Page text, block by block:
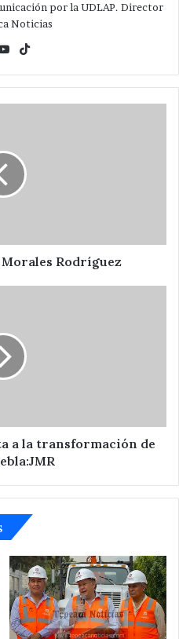
por la UDLAP. Director
Noticias
YouTube
Rodríguez
a la transformación de